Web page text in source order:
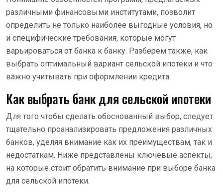
различными финансовыми институтами, позволит
определить не только наиболее выгодные условия, но
и специфические требования, которые могут
варьироваться от банка к банку. Разберем также, как
выбрать оптимальный вариант сельской ипотеки и что
важно учитывать при оформлении кредита.
Как выбрать банк для сельской ипотеки
Для того чтобы сделать обоснованный выбор, следует
тщательно проанализировать предложения различных
банков, уделяя внимание как их преимуществам, так и
недостаткам. Ниже представлены ключевые аспекты,
на которые стоит обратить внимание при выборе банка
для сельской ипотеки.